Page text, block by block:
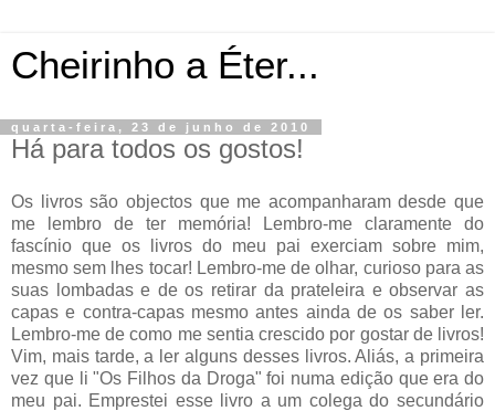
Cheirinho a Éter...
quarta-feira, 23 de junho de 2010
Há para todos os gostos!
Os livros são objectos que me acompanharam desde que
me lembro de ter memória! Lembro-me claramente do
fascínio que os livros do meu pai exerciam sobre mim,
mesmo sem lhes tocar! Lembro-me de olhar, curioso para as
suas
lombadase de os retirar da prateleira e observar as
capas e contra-capas mesmo antes ainda de os saber ler.
Lembro-me de como me sentia crescido por gostar de livros!
Vim, mais tarde, a ler alguns desses livros. Aliás, a primeira
vez que li "Os Filhos da Droga" foi numa edição que era do
meu pai. Emprestei esse livro a um colega do secundário